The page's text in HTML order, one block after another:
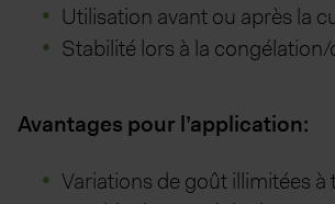
Utilisation avant ou après la
Stabilité lors à la
Avantages pour l’application:
Variations de goût illimitées à